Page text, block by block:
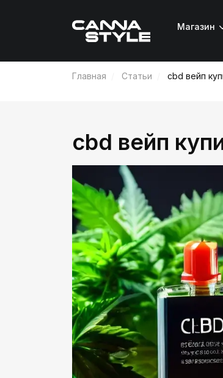
Магазин
Главная Статьи cbd вейп
cbd вейп